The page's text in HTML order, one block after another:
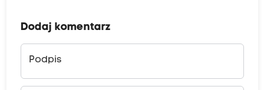
Dodaj komentarz
Podpis